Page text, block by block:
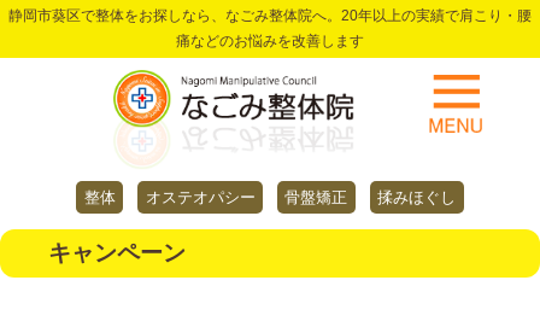
静岡市葵区で整体をお探しなら、なごみ整体院へ。20年以上の実績で肩こり・腰
痛などのお悩みを改善します
整体 オステオパシー 骨盤矯正 揉みほぐし
キャンペーン